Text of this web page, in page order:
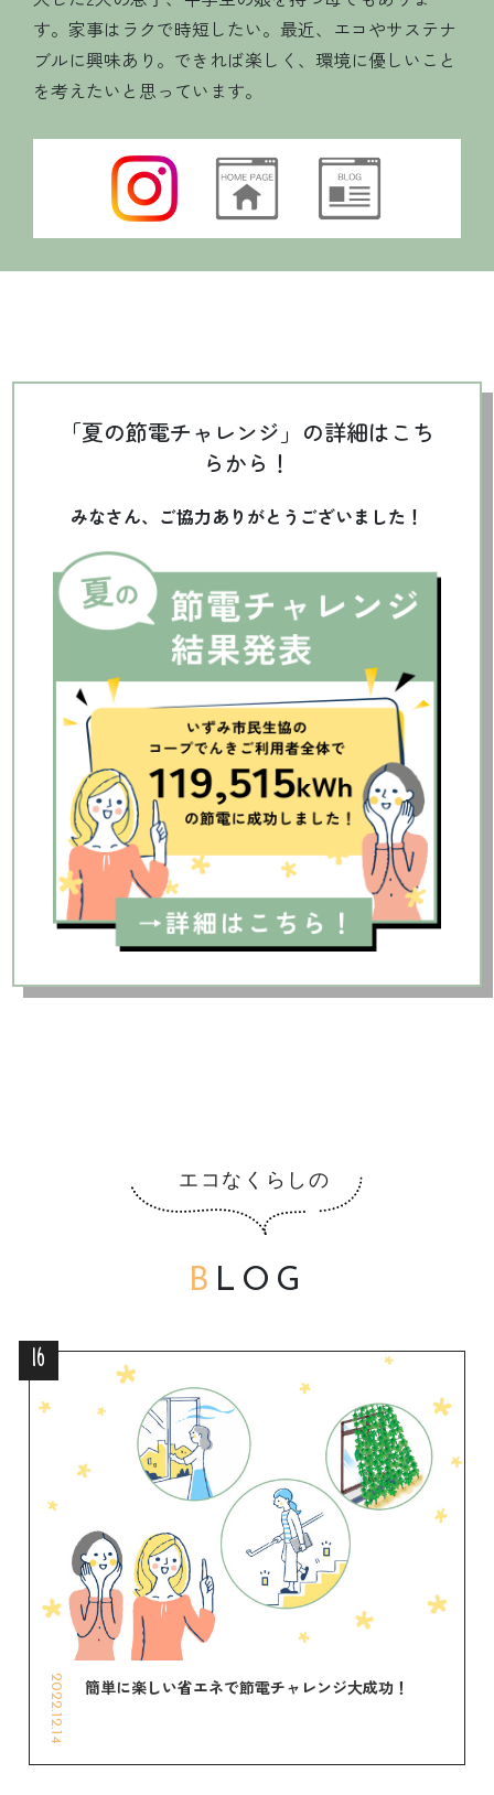
す。 家事はラクで時短したい。 最近、エコやサステナ
ブルに興味あり。 できれば楽しく、環境に優しいこと
を考えたいと思っています。
「夏の節電チャレンジ」の詳細はこち
らから！
みなさん、ご協力ありがとうございました！
B LOG
16
2022.12.14 簡単に楽しい省エネで節電チャレンジ大成功！